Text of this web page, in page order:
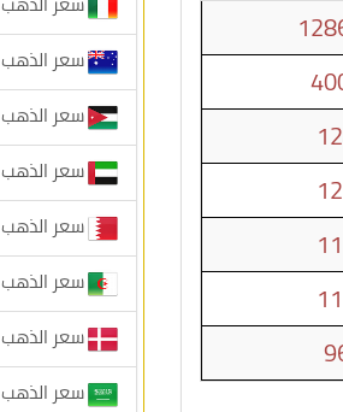
سعر الذهب
سعر الذهب
سعر الذهب
سعر الذهب
سعر الذهب
سعر الذهب
سعر